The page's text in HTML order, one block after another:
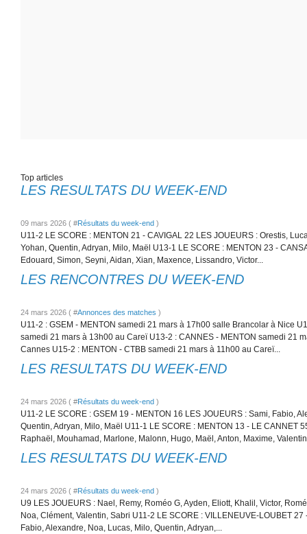
Top articles
LES RESULTATS DU WEEK-END
09 mars 2026 ( #Résultats du week-end )
U11-2 LE SCORE : MENTON 21 - CAVIGAL 22 LES JOUEURS : Orestis,
Yohan, Quentin, Adryan, Milo, Maël U13-1 LE SCORE : MENTON 23 -
Edouard, Simon, Seyni, Aidan, Xian, Maxence, Lissandro, Victor...
LES RENCONTRES DU WEEK-END
24 mars 2026 ( #Annonces des matches )
U11-2 : GSEM - MENTON samedi 21 mars à 17h00 salle Brancolar à Nice
samedi 21 mars à 13h00 au Careï U13-2 : CANNES - MENTON samedi 21
Cannes U15-2 : MENTON - CTBB samedi 21 mars à 11h00 au Careï...
LES RESULTATS DU WEEK-END
24 mars 2026 ( #Résultats du week-end )
U11-2 LE SCORE : GSEM 19 - MENTON 16 LES JOUEURS : Sami, Fabio,
Quentin, Adryan, Milo, Maël U11-1 LE SCORE : MENTON 13 - LE CANNET
Raphaël, Mouhamad, Marlone, Malonn, Hugo, Maël, Anton, Maxime,
LES RESULTATS DU WEEK-END
24 mars 2026 ( #Résultats du week-end )
U9 LES JOUEURS : Nael, Remy, Roméo G, Ayden, Eliott, Khalil, Victor,
Noa, Clément, Valentin, Sabri U11-2 LE SCORE : VILLENEUVE-LOUBET
Fabio, Alexandre, Noa, Lucas, Milo, Quentin, Adryan,...